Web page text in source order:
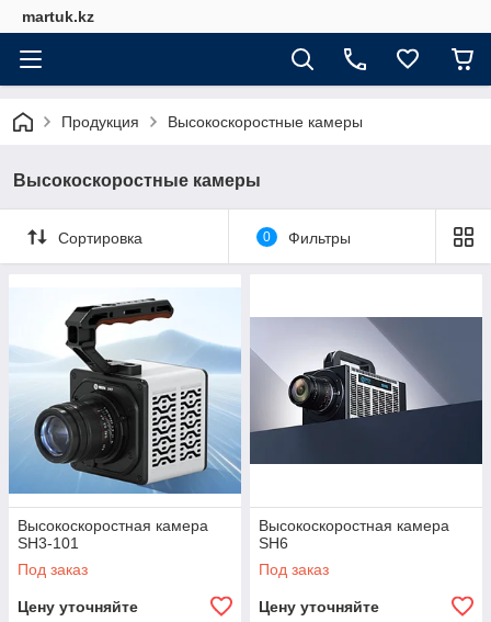
martuk.kz
Продукция Высокоскоростные камеры
Высокоскоростные камеры
Сортировка 0 Фильтры
Высокоскоростная камера
SH3-101
Под заказ
Цену уточняйте
Высокоскоростная камера
SH6
Под заказ
Цену уточняйте